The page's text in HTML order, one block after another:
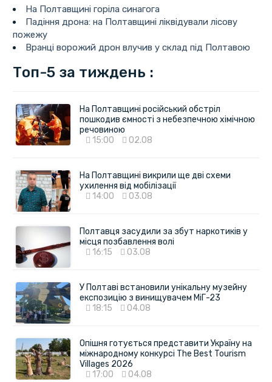
На Полтавщині горіла синагога
Падіння дрона: на Полтавщині ліквідували лісову
пожежу
Вранці ворожий дрон влучив у склад під Полтавою
Топ-5 за тиждень :
На Полтавщині російський обстріл
пошкодив ємності з небезпечною хімічною
речовиною
15:00
02.08
На Полтавщині викрили ще дві схеми
ухилення від мобілізації
14:00
03.08
Полтавця засудили за збут наркотиків у
місця позбавлення волі
16:15
03.08
У Полтаві встановили унікальну музейну
експозицію з винищувачем МіГ-23
18:15
04.08
Опішня готується представити Україну на
міжнародному конкурсі The Best Tourism
Villages 2026
17:00
04.08